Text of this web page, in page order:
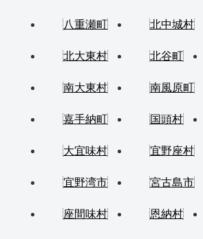
八重瀬町 北中城村
北大東村 北谷町
南大東村 南風原町
嘉手納町 国頭村
大宜味村 宜野座村
宜野湾市 宮古島市
座間味村 恩納村